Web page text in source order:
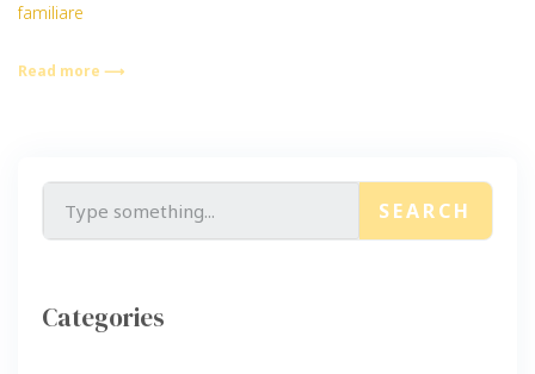
familiare
Read more ⟶
SEARCH
Categories